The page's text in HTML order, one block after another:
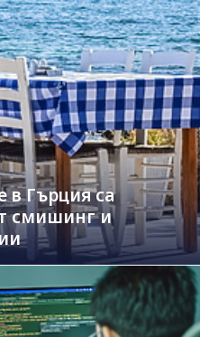
в Гърция са
смишинг и